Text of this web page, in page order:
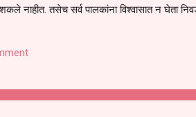
नाहीत. तसेच सर्व पालकांना विश्वासात न घेता
अशी मागणी पालकांनी केली आहे. या निवेदनाच्या
परतूर यांनाही पाठविण्यात आल्या असून